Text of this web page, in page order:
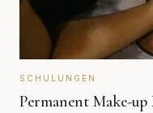
SCHULUNGEN
Permanent Make-